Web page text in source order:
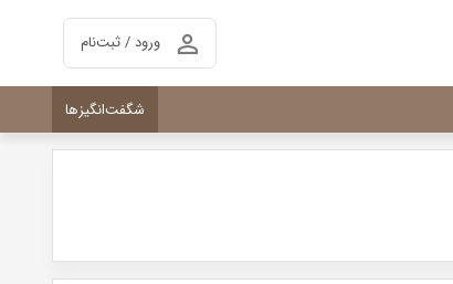
ورود / ثبت‌نام
شگفت‌انگیزها